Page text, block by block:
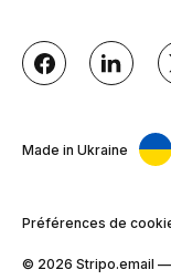
Made in Ukraine
Préférences de
© 2026 Stripо.email